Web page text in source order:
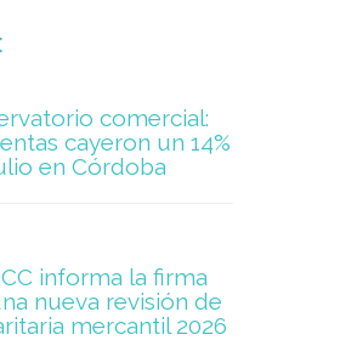
comercial:
cayeron un 14%
en Córdoba
informa la firma
nueva revisión de
mercantil 2026